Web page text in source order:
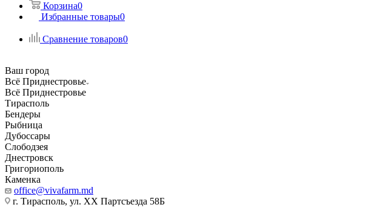
Корзина0
Избранные товары0
Сравнение товаров0
Ваш город
Всё Приднестровье
Всё Приднестровье
Тирасполь
Бендеры
Рыбница
Дубоссары
Слободзея
Днестровск
Григориополь
Каменка
office@vivafarm.md
г. Тирасполь, ул. ХХ Партсъезда 58Б